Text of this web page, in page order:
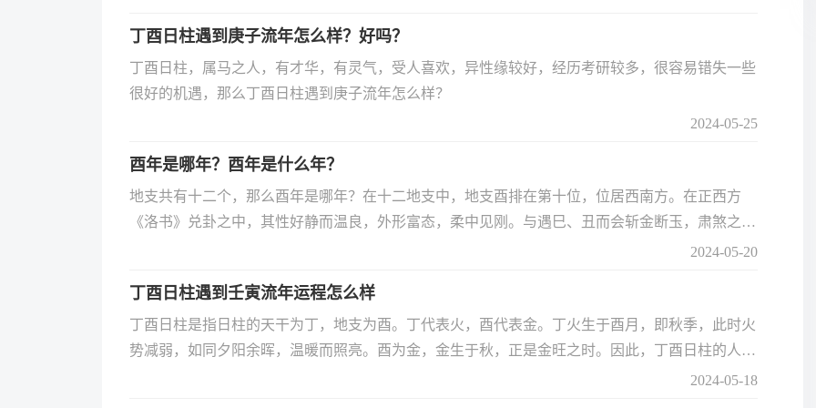
丁酉日柱遇到庚子流年怎么样？好吗？
丁酉日柱，属马之人，有才华，有灵气，受人喜欢，异性缘较好，经历考研较多，很容易错失一些
很好的机遇，那么丁酉日柱遇到庚子流年怎么样？
2024-05-25
酉年是哪年？酉年是什么年？
地支共有十二个，那么酉年是哪年？在十二地支中，地支酉排在第十位，位居西南方。在正西方
《洛书》兑卦之中，其性好静而温良，外形富态，柔中见刚。与遇巳、丑而会斩金断玉，肃煞之气
2024-05-20
丁酉日柱遇到壬寅流年运程怎么样
丁酉日柱是指日柱的天干为丁，地支为酉。丁代表火，酉代表金。丁火生于酉月，即秋季，此时火
势减弱，如同夕阳余晖，温暖而照亮。酉为金，金生于秋，正是金旺之时。因此，丁酉日柱的人性
2024-05-18